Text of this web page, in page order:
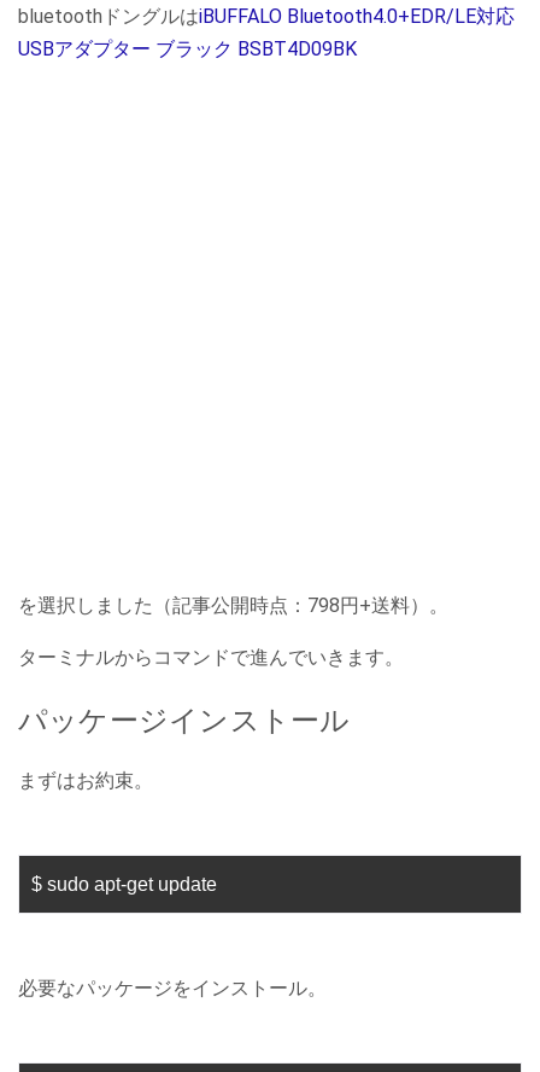
bluetoothドングルはiBUFFALO Bluetooth4.0+EDR/LE対応
USBアダプター ブラック BSBT4D09BK
を選択しました（記事公開時点：798円+送料）。
ターミナルからコマンドで進んでいきます。
パッケージインストール
まずはお約束。
$ sudo apt-get update
必要なパッケージをインストール。